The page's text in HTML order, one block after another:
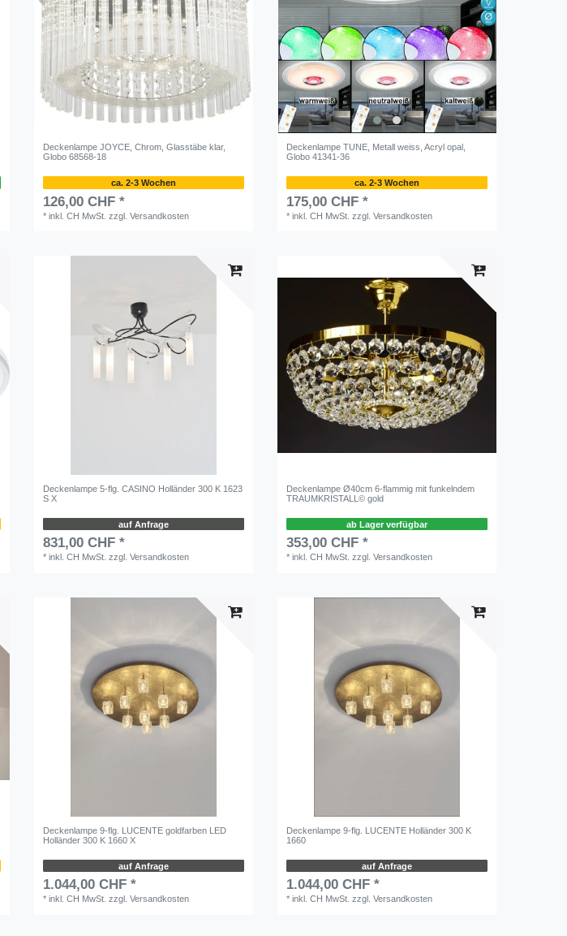
Deckenlampe JOYCE, Chrom, Glasstäbe klar,
Globo 68568-18
ca. 2-3 Wochen
126,00 CHF *
*inkl. CH MwSt. zzgl.Versandkosten
Deckenlampe TUNE, Metall weiss, Acryl opal,
Globo 41341-36
ca. 2-3 Wochen
175,00 CHF *
*inkl. CH MwSt. zzgl.Versandkosten
Deckenlampe 5-flg. CASINO Holländer 300 K 1623
S X
auf Anfrage
831,00 CHF *
*inkl. CH MwSt. zzgl.Versandkosten
Deckenlampe Ø40cm 6-flammig mit funkelndem
TRAUMKRISTALL© gold
ab Lager verfügbar
353,00 CHF *
*inkl. CH MwSt. zzgl.Versandkosten
Deckenlampe 9-flg. LUCENTE goldfarben LED
Holländer 300 K 1660 X
auf Anfrage
1.044,00 CHF *
*inkl. CH MwSt. zzgl.Versandkosten
Deckenlampe 9-flg. LUCENTE Holländer 300 K
1660
auf Anfrage
1.044,00 CHF *
*inkl. CH MwSt. zzgl.Versandkosten